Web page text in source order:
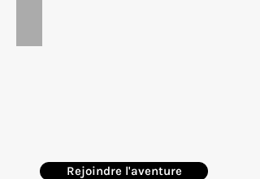
Rejoindre l'aventure